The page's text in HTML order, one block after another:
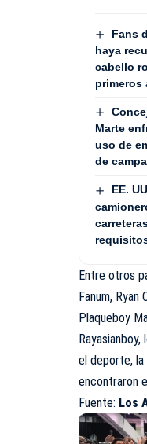
Fans
haya
cabello
primeros
Marte
uso de
de
EE.
Entre otros
Fanum, Ryan
Plaqueboy
el deporte, la
encontraron
Fuente: Los